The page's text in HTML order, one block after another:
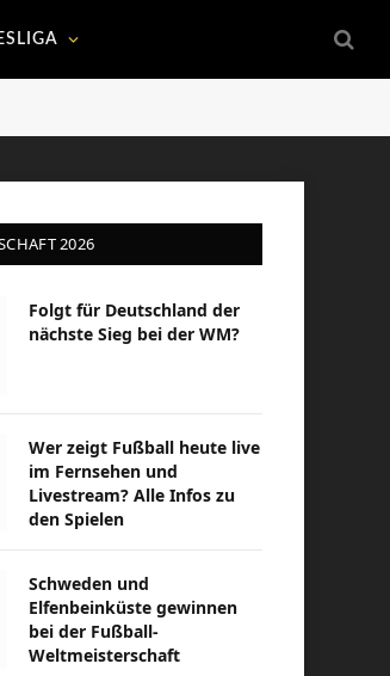
2026
Folgt für Deutschland der
nächste Sieg bei der WM?
Wer zeigt Fußball heute live
im Fernsehen und
Livestream? Alle Infos zu
den Spielen
Schweden und
Elfenbeinküste gewinnen
bei der Fußball-
Weltmeisterschaft